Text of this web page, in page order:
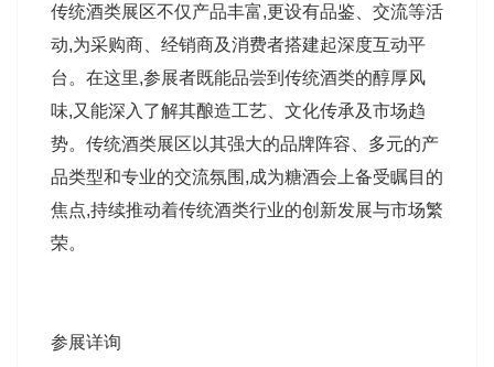
传统酒类展区不仅产品丰富,更设有品鉴、交流等活
动,为采购商、经销商及消费者搭建起深度互动平
台。在这里,参展者既能品尝到传统酒类的醇厚风
味,又能深入了解其酿造工艺、文化传承及市场趋
势。传统酒类展区以其强大的品牌阵容、多元的产
品类型和专业的交流氛围,成为糖酒会上备受瞩目的
焦点,持续推动着传统酒类行业的创新发展与市场繁
荣。
参展详询